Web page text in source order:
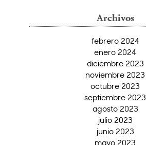
Archivos
febrero 2024
enero 2024
diciembre 2023
noviembre 2023
octubre 2023
septiembre 2023
agosto 2023
julio 2023
junio 2023
mayo 2023